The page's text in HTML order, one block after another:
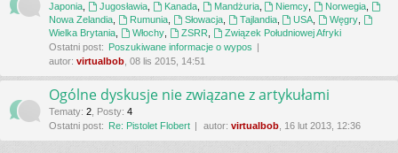
Japonia
Jugosławia, Kanada, Mandżuria, Niemcy Norwegia
Nowa Zelandia
Rumunia, Słowacja, Tajlandia, USA Węgry
Wielka Brytania
Włochy, ZSRR
Związek Południowej Afryki
Ostatni post: Poszukiwane informacje o wypos
autor: virtualbob , 08 lis 2015, 14:51
Ogólne dyskusje nie związane z artykułami
Tematy: 2 Posty: 4
Ostatni post: Re: Pistolet Flobert autor: virtualbob , 16 lut 2013, 12:36